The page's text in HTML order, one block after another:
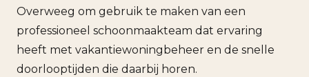
Overweeg om gebruik te maken van een
professioneel schoonmaakteam dat ervaring
heeft met vakantiewoningbeheer en de snelle
doorlooptijden die daarbij horen.